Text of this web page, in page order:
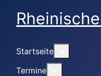
Startseite
Termine